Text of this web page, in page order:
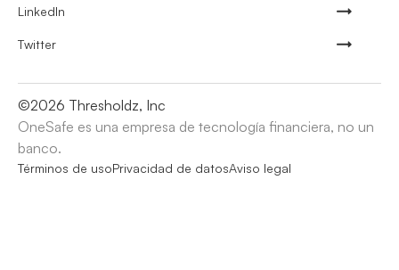
LinkedIn
Twitter
©2026 Thresholdz, Inc
OneSafe es una empresa de tecnología financiera, no un
banco.
Términos de usoPrivacidad de datosAviso legal